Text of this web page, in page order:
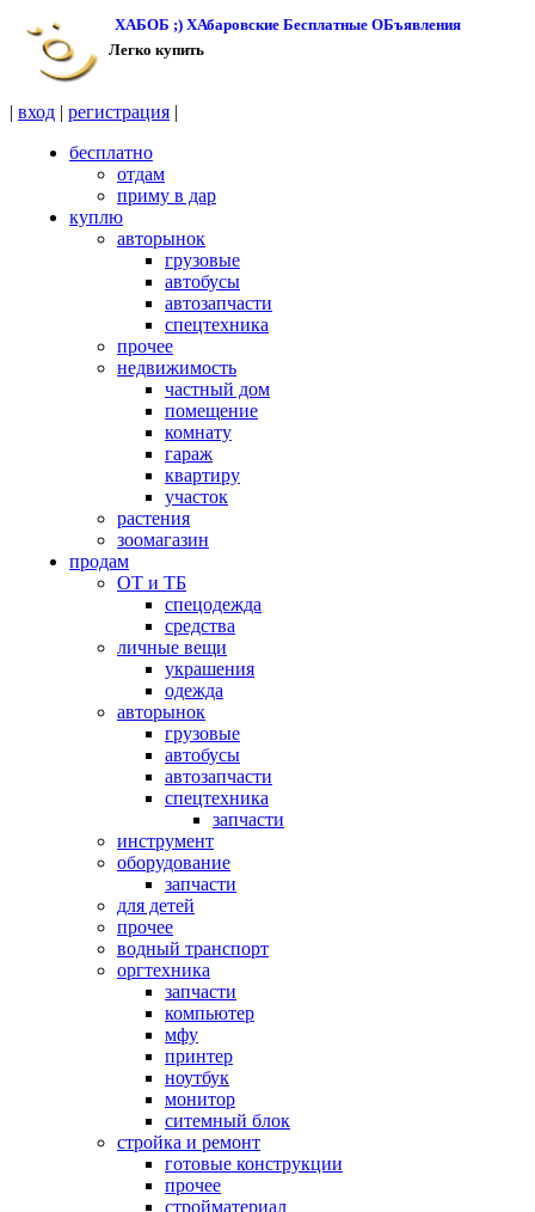
Перейти к основному содержанию
ХАБОБ ;) ХАбаровские Бесплатные ОБъявления
Легко купить
| вход | регистрация |
бесплатно
отдам
приму в дар
куплю
авторынок
грузовые
автобусы
автозапчасти
спецтехника
прочее
недвижимость
частный дом
помещение
комнату
гараж
квартиру
участок
растения
зоомагазин
продам
ОТ и ТБ
спецодежда
средства
личные вещи
украшения
одежда
авторынок
грузовые
автобусы
автозапчасти
спецтехника
запчасти
инструмент
оборудование
запчасти
для детей
прочее
водный транспорт
оргтехника
запчасти
компьютер
мфу
принтер
ноутбук
монитор
ситемный блок
стройка и ремонт
готовые конструкции
прочее
стройматериал